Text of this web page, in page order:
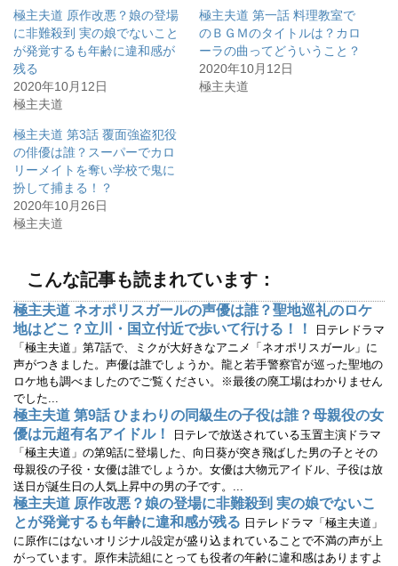
て
T
w
i
t
t
r
で
共
有
新
し
い
ウ
ン
ド
ウ
で
開
o
o
k
で
共
有
る
に
ッ
ク
し
て
く
だ
さ
い
ィ
ン
ウ
で
開
き
ま
す
)
極主夫道 原作改悪？娘の登場
に非難殺到 実の娘でないこと
が発覚するも年齢に違和感が
残る
2020年10月12日
極主夫道
極主夫道 第一話 料理教室で
のＢＧＭのタイトルは？カロ
ーラの曲ってどういうこと？
2020年10月12日
極主夫道
極主夫道 第3話 覆面強盗犯役
の俳優は誰？スーパーでカロ
リーメイトを奪い学校で鬼に
扮して捕まる！？
2020年10月26日
極主夫道
こんな記事も読まれています：
極主夫道 ネオポリスガールの声優は誰？聖地巡礼のロケ
地はどこ？立川・国立付近で歩いて行ける！！
日テレドラマ
「極主夫道」第7話で、ミクが大好きなアニメ「ネオポリスガール」に
声がつきました。声優は誰でしょうか。龍と若手警察官が巡った聖地の
ロケ地も調べましたのでご覧ください。※最後の廃工場はわかりません
でした...
極主夫道 第9話 ひまわりの同級生の子役は誰？母親役の女
優は元超有名アイドル！
日テレで放送されている玉置主演ドラマ
「極主夫道」の第9話に登場した、向日葵が突き飛ばした男の子とその
母親役の子役・女優は誰でしょうか。女優は大物元アイドル、子役は放
送日が誕生日の人気上昇中の男の子です。...
極主夫道 原作改悪？娘の登場に非難殺到 実の娘でないこ
とが発覚するも年齢に違和感が残る 日テレドラマ「極主夫道」
に原作にはないオリジナル設定が盛り込まれていることで不満の声が上
がっています。原作未読組にとっても役者の年齢に違和感はありますよ